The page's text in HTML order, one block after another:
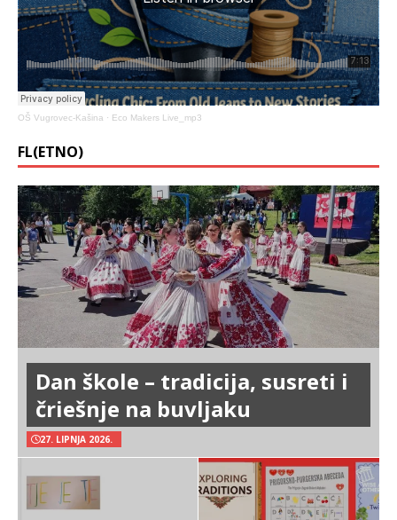
OŠ Vugrovec-Kašina · Eco Makers Live_mp3
FL(ETNO)
Dan škole – tradicija, susreti i
čriešnje na buvljaku
27. LIPNJA 2026.